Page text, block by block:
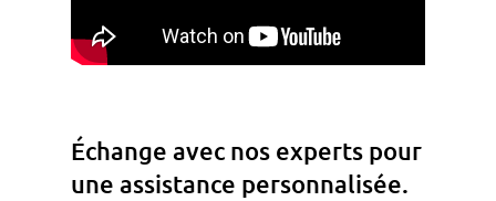
Échange avec nos experts pour
une assistance personnalisée.